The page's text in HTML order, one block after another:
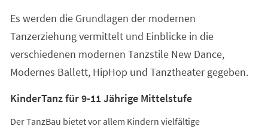
Es werden die Grundlagen der modernen
Tanzerziehung vermittelt und Einblicke in die
verschiedenen modernen Tanzstile New Dance,
Modernes Ballett, HipHop und Tanztheater gegeben.
KinderTanz für 9-11 Jährige Mittelstufe
Der TanzBau bietet vor allem Kindern vielfältige